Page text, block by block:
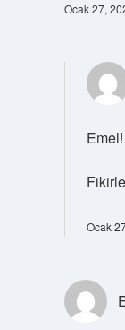
Ocak 27,
Emel!
Ocak